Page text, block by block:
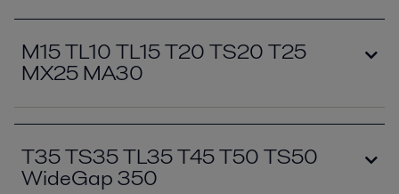
M15 TL10 TL15 T20 TS20 T25
MX25 MA30
T35 TS35 TL35 T45 T50 TS50
WideGap 350